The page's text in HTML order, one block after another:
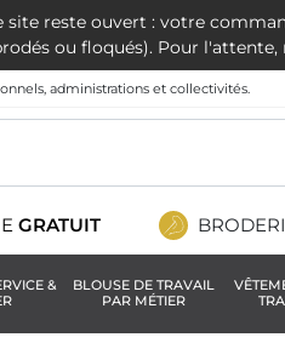
site reste ouvert : votre
ou floqués). Pour
administrations et collectivités.
GRATUIT
&
BLOUSE DE TRAVAIL
PAR MÉTIER